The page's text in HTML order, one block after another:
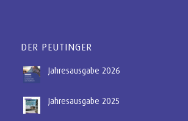
DER PEUTINGER
Jahresausgabe 2026
Jahresausgabe 2025